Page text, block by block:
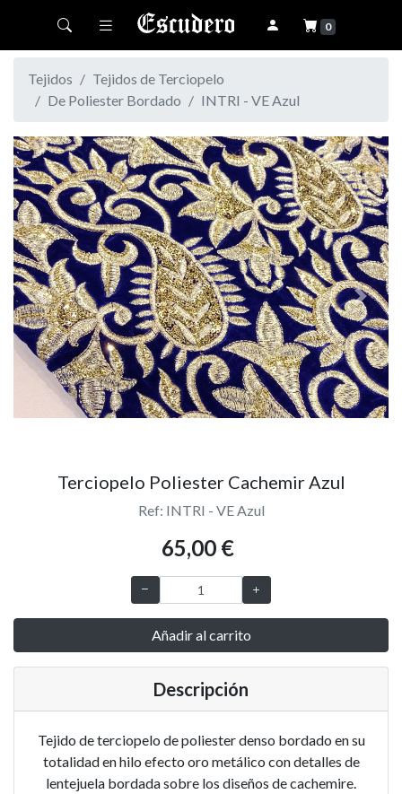
Toggle navigation 0
Tejidos
Tejidos de Terciopelo
De Poliester Bordado
INTRI - VE Azul
Previous Next
Terciopelo Poliester Cachemir Azul
Ref: INTRI - VE Azul
65,00 €
Añadir al carrito
Descripción
Tejido de terciopelo de poliester denso bordado en su
totalidad en hilo efecto oro metálico con detalles de
lentejuela bordada sobre los diseños de cachemire.